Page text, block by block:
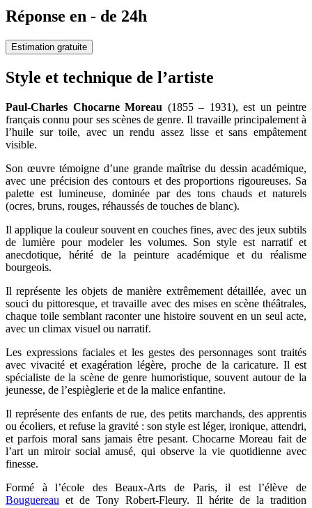
Réponse en - de 24h
Estimation gratuite
Style et technique de l’artiste
Paul-Charles Chocarne Moreau (1855 – 1931), est un peintre
français connu pour ses scènes de genre. Il travaille principalement à
l’huile sur toile, avec un rendu assez lisse et sans empâtement
visible.
Son œuvre témoigne d’une grande maîtrise du dessin académique,
avec une précision des contours et des proportions rigoureuses. Sa
palette est lumineuse, dominée par des tons chauds et naturels
(ocres, bruns, rouges, réhaussés de touches de blanc).
Il applique la couleur souvent en couches fines, avec des jeux subtils
de lumière pour modeler les volumes. Son style est narratif et
anecdotique, hérité de la peinture académique et du réalisme
bourgeois.
Il représente les objets de manière extrêmement détaillée, avec un
souci du pittoresque, et travaille avec des mises en scène théâtrales,
chaque toile semblant raconter une histoire souvent en un seul acte,
avec un climax visuel ou narratif.
Les expressions faciales et les gestes des personnages sont traités
avec vivacité et exagération légère, proche de la caricature. Il est
spécialiste de la scène de genre humoristique, souvent autour de la
jeunesse, de l’espièglerie et de la malice enfantine.
Il représente des enfants de rue, des petits marchands, des apprentis
ou écoliers, et refuse la gravité : son style est léger, ironique, attendri,
et parfois moral sans jamais être pesant. Chocarne Moreau fait de
l’art un miroir social amusé, qui observe la vie quotidienne avec
finesse.
Formé à l’école des Beaux-Arts de Paris, il est l’élève de
Bouguereau et de Tony Robert-Fleury. Il hérite de la tradition